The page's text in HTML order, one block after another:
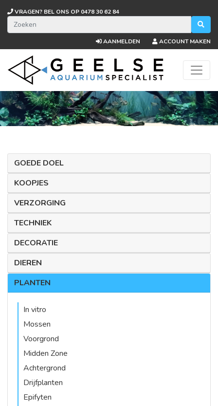
VRAGEN? BEL ONS OP 0478 30 62 84
AANMELDEN ACCOUNT MAKEN
GOEDE DOEL
KOOPJES
VERZORGING
TECHNIEK
DECORATIE
DIEREN
PLANTEN
In vitro
Mossen
Voorgrond
Midden Zone
Achtergrond
Drijfplanten
Epifyten